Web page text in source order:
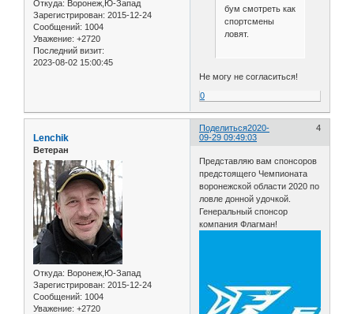
Откуда: Воронеж,Ю-Запад
Зарегистрирован: 2015-12-24
Сообщений: 1004
Уважение: +2720
Последний визит:
2023-08-02 15:00:45
бум смотреть как
спортсмены
ловят.
Не могу не согласиться!
0
Поделиться 4
2020-
09-29 09:49:03
Lenchik
Ветеран
Откуда: Воронеж,Ю-Запад
Зарегистрирован: 2015-12-24
Сообщений: 1004
Уважение: +2720
Представляю вам спонсоров
предстоящего Чемпионата
воронежской области 2020 по
ловле донной удочкой.
Генеральный спонсор
компания Флагман!